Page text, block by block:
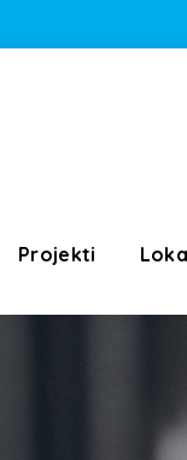
Projekti